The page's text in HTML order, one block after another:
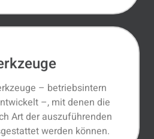
– betriebsintern
–, mit denen die
Art der auszuführenden
werden können.